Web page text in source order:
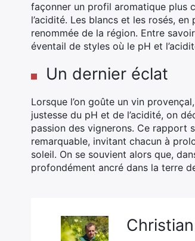
façonner un profil aromatique plus
l’acidité. Les blancs et les rosés,
renommée de la région. Entre
éventail de styles où le pH et
Un dernier éclat
Lorsque l’on goûte un vin
justesse du pH et de l’acidité, on
passion des vignerons. Ce rapport
remarquable, invitant chacun à
soleil. On se souvient alors que,
profondément ancré dans la terre